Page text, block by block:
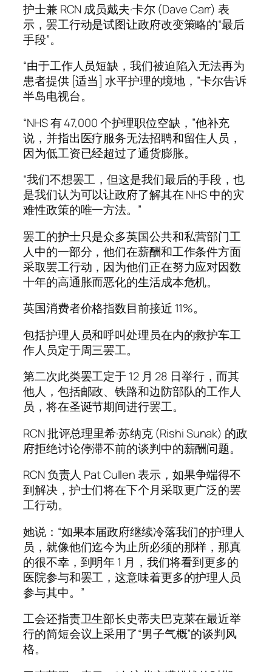
护士兼 RCN 成员戴夫·卡尔 (Dave Carr) 表
示，罢工行动是试图让政府改变策略的“最后
手段”。
“由于工作人员短缺，我们被迫陷入无法再为
患者提供 [适当] 水平护理的境地，”卡尔告诉
半岛电视台。
“NHS 有 47,000 个护理职位空缺，”他补充
说，并指出医疗服务无法招聘和留住人员，
因为低工资已经超过了通货膨胀。
“我们不想罢工，但这是我们最后的手段，也
是我们认为可以让政府了解其在 NHS 中的灾
难性政策的唯一方法。”
罢工的护士只是众多英国公共和私营部门工
人中的一部分，他们在薪酬和工作条件方面
采取罢工行动，因为他们正在努力应对因数
十年的高通胀而恶化的生活成本危机。
英国消费者价格指数目前接近 11%。
包括护理人员和呼叫处理员在内的救护车工
作人员定于周三罢工。
第二次此类罢工定于 12 月 28 日举行，而其
他人，包括邮政、铁路和边防部队的工作人
员，将在圣诞节期间进行罢工。
RCN 批评总理里希·苏纳克 (Rishi Sunak) 的政
府拒绝讨论停滞不前的谈判中的薪酬问题。
RCN 负责人 Pat Cullen 表示，如果争端得不
到解决，护士们将在下个月采取更广泛的罢
工行动。
她说：“如果本届政府继续冷落我们的护理人
员，就像他们迄今为止所必须的那样，那真
的很不幸，到明年 1 月，我们将看到更多的
医院参与和罢工，这意味着更多的护理人员
参与其中。”
工会还指责卫生部长史蒂夫巴克莱在最近举
行的简短会议上采用了“男子气概”的谈判风
格。